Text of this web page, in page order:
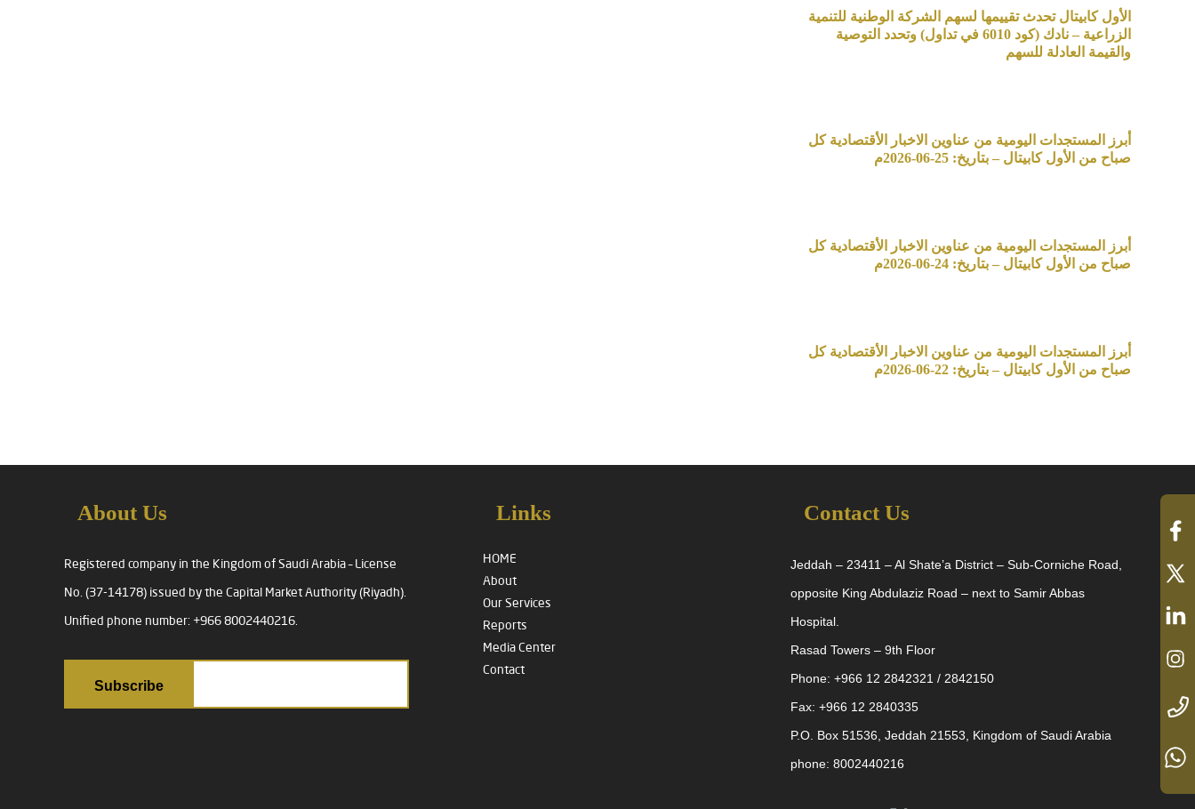
الأول كابيتال تحدث تقييمها لسهم الشركة الوطنية للتنمية
الزراعية – نادك (كود 6010 في تداول) وتحدد التوصية
والقيمة العادلة للسهم
أبرز المستجدات اليومية من عناوين الاخبار الأقتصادية كل
صباح من الأول كابيتال – بتاريخ: 25-06-2026م
أبرز المستجدات اليومية من عناوين الاخبار الأقتصادية كل
صباح من الأول كابيتال – بتاريخ: 24-06-2026م
أبرز المستجدات اليومية من عناوين الاخبار الأقتصادية كل
صباح من الأول كابيتال – بتاريخ: 22-06-2026م
About Us
Registered company in the Kingdom of Saudi Arabia – License
No. (37-14178) issued by the Capital Market Authority (Riyadh).
Unified phone number: +966 8002440216.
Links
HOME
About
Our Services
Reports
Media Center
Contact
Contact Us
Jeddah – 23411 – Al Shate’a District – Sub-Corniche Road,
opposite King Abdulaziz Road – next to Samir Abbas
Hospital.
Rasad Towers – 9th Floor
Phone: +966 12 2842321 / 2842150
Fax: +966 12 2840335
P.O. Box 51536, Jeddah 21553, Kingdom of Saudi Arabia
phone: 8002440216